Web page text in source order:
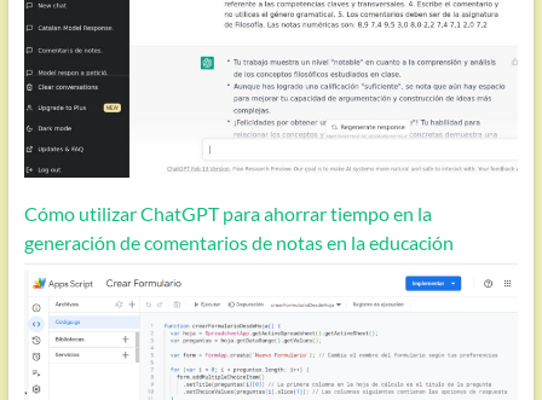
Cómo utilizar ChatGPT para ahorrar tiempo en la
generación de comentarios de notas en la educación